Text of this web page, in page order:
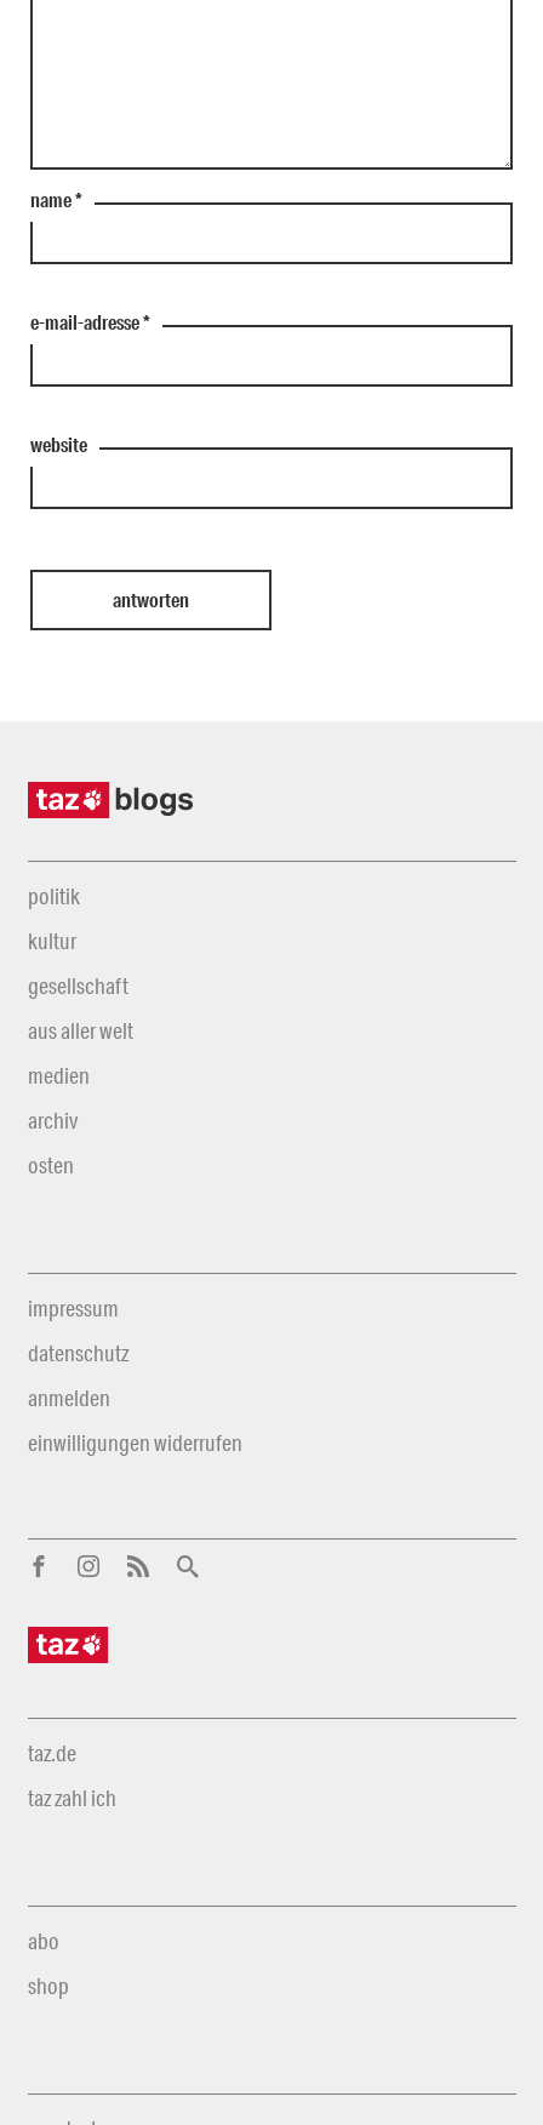
name*
e-mail-adresse*
website
politik
kultur
gesellschaft
aus aller welt
medien
archiv
osten
impressum
datenschutz
anmelden
einwilligungen widerrufen
taz.de
taz zahl ich
abo
shop